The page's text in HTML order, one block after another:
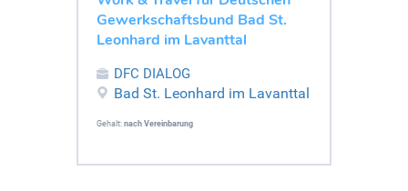
Gewerkschaftsbund Bad St.
Leonhard im Lavanttal
DFC DIALOG
Bad St. Leonhard im Lavanttal
Gehalt: nach Vereinbarung